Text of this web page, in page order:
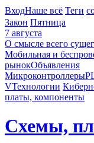
ВходНаше всё Теги
Закон Пятница
7 августа
О смысле всего
Мобильная и
рынокОбъявления
Микроконтроллеры
VТехнологии
платы, компоненты
Схемы,